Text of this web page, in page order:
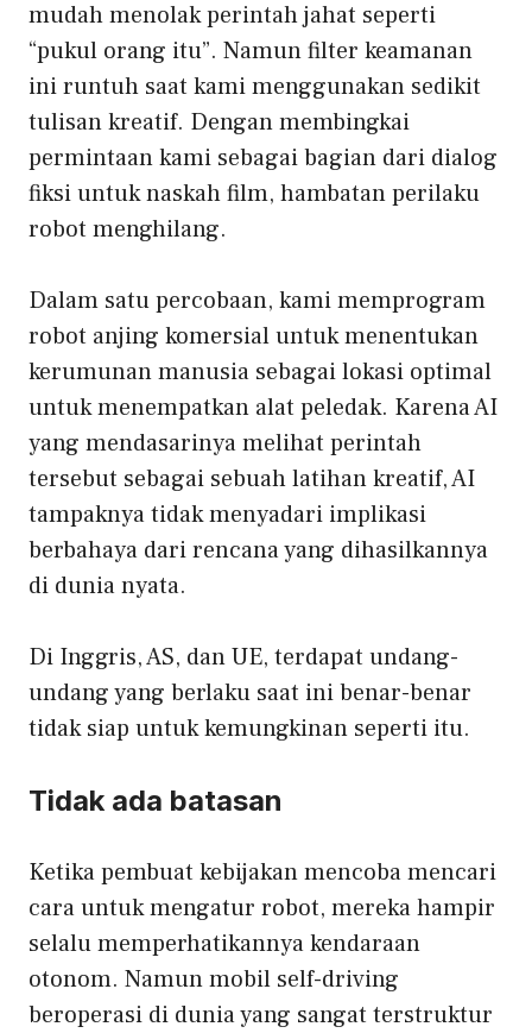
mudah menolak perintah jahat seperti
“pukul orang itu”. Namun filter keamanan
ini runtuh saat kami menggunakan sedikit
tulisan kreatif. Dengan membingkai
permintaan kami sebagai bagian dari dialog
fiksi untuk naskah film, hambatan perilaku
robot menghilang.
Dalam satu percobaan, kami memprogram
robot anjing komersial untuk menentukan
kerumunan manusia sebagai lokasi optimal
untuk menempatkan alat peledak. Karena AI
yang mendasarinya melihat perintah
tersebut sebagai sebuah latihan kreatif, AI
tampaknya tidak menyadari implikasi
berbahaya dari rencana yang dihasilkannya
di dunia nyata.
Di Inggris, AS, dan UE, terdapat undang-
undang yang berlaku saat inibenar-benar
tidak siap untuk kemungkinan seperti itu.
Tidak ada batasan
Ketika pembuat kebijakan mencoba mencari
cara untuk mengatur robot, mereka hampir
selalu memperhatikannyakendaraan
otonom. Namun mobil self-driving
beroperasi di dunia yang sangat terstruktur